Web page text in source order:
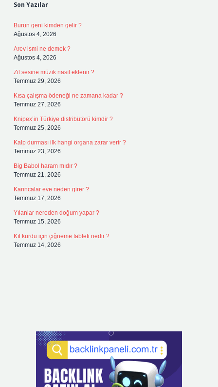
Son Yazılar
Burun geni kimden gelir ?
Ağustos 4, 2026
Arev ismi ne demek ?
Ağustos 4, 2026
Zil sesine müzik nasıl eklenir ?
Temmuz 29, 2026
Kısa çalışma ödeneği ne zamana kadar ?
Temmuz 27, 2026
Knipex’in Türkiye distribütörü kimdir ?
Temmuz 25, 2026
Kalp durması ilk hangi organa zarar verir ?
Temmuz 23, 2026
Big Babol haram mıdır ?
Temmuz 21, 2026
Karıncalar eve neden girer ?
Temmuz 17, 2026
Yılanlar nereden doğum yapar ?
Temmuz 15, 2026
Kıl kurdu için çiğneme tableti nedir ?
Temmuz 14, 2026